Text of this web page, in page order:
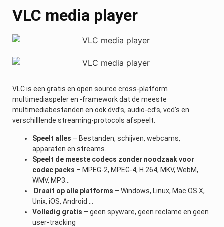
VLC media player
VLC is een gratis en open source cross-platform
multimediaspeler en -framework dat de meeste
multimediabestanden en ook dvd’s, audio-cd’s, vcd’s en
verschilllende streaming-protocols afspeelt.
Speelt alles – Bestanden, schijven, webcams,
apparaten en streams.
Speelt de meeste codecs zonder noodzaak voor
codec packs – MPEG-2, MPEG-4, H.264, MKV, WebM,
WMV, MP3…
Draait op alle platforms – Windows, Linux, Mac OS X,
Unix, iOS, Android …
Volledig gratis – geen spyware, geen reclame en geen
user-tracking